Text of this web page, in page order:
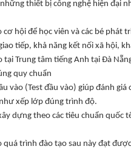
thiết bị công nghệ hiện đại
hội để học viên và các bé
tiếp, khả năng kết nối xã hội,
tại Trung tâm tiếng Anh tại Đà
quy chuẩn
vào (Test đầu vào) giúp đánh
xếp lớp đúng trình độ.
dựng theo các tiêu chuẩn quốc
trình đào tạo sau này đạt